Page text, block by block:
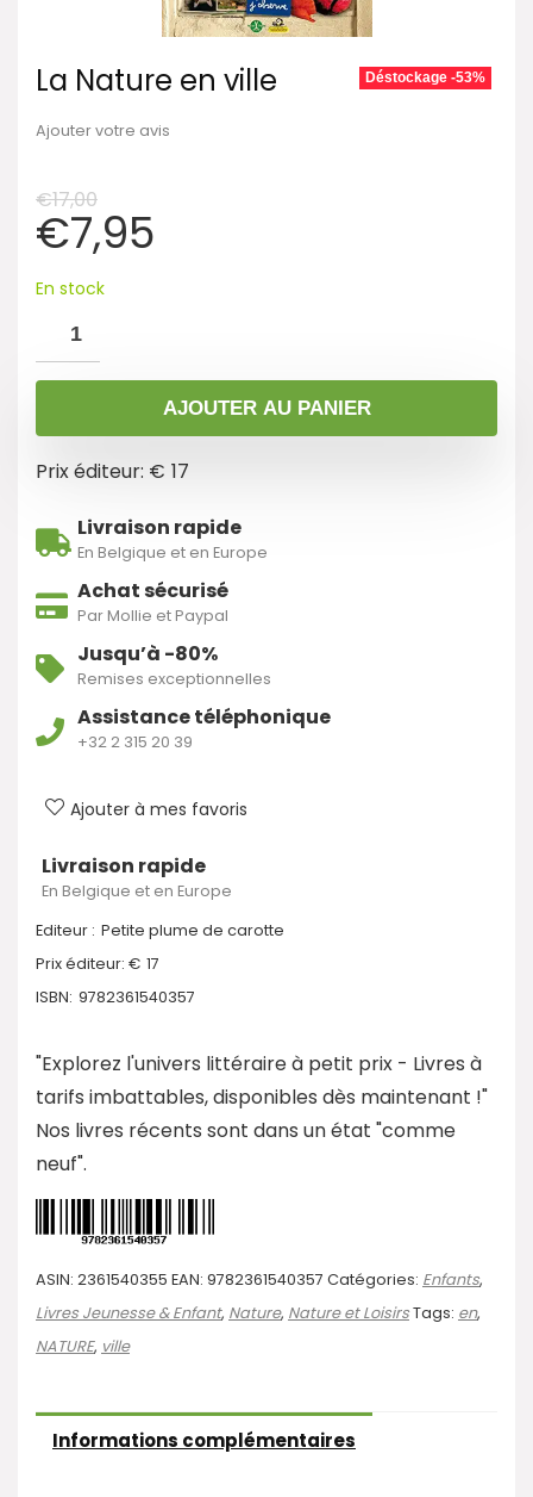
La Nature en ville
Ajouter votre avis
€17,00
€7,95
Déstockage -53%
En stock
AJOUTER AU PANIER
Prix éditeur: € 17
Livraison rapide
En Belgique et en Europe
Achat sécurisé
Par Mollie et Paypal
Jusqu’à -80%
Remises exceptionnelles
Assistance téléphonique
+32 2 315 20 39
Ajouter à mes favoris
Livraison rapide
En Belgique et en Europe
Editeur : Petite plume de carotte
Prix éditeur: € 17
ISBN: 9782361540357
"Explorez l'univers littéraire à petit prix - Livres à
tarifs imbattables, disponibles dès maintenant !"
Nos livres récents sont dans un état "comme
neuf".
ASIN: 2361540355 EAN: 9782361540357 Catégories: Enfants,
Livres Jeunesse & Enfant, Nature, Nature et LoisirsTags: en,
NATURE, ville
Informations complémentaires